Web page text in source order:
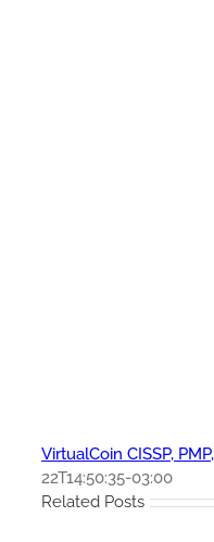
VirtualCoin CISSP,
22T14:50:35-03:00
Related Posts